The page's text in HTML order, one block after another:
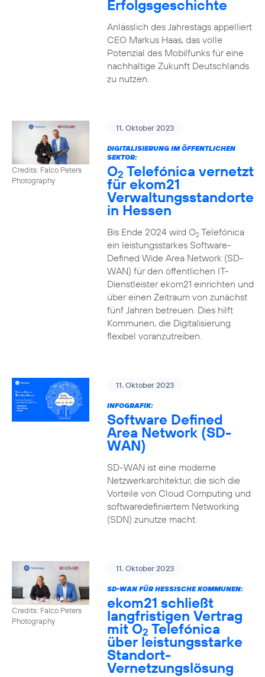
Erfolgsgeschichte
Anlässlich des Jahrestags appelliert
CEO Markus Haas, das volle
Potenzial des Mobilfunks für eine
nachhaltige Zukunft Deutschlands
zu nutzen.
Credits: Falco Peters
Photography
11. Oktober 2023
DIGITALISIERUNG IM ÖFFENTLICHEN
SEKTOR:
O2 Telefónica vernetzt
für ekom21
Verwaltungsstandorte
in Hessen
Bis Ende 2024 wird O2Telefónica
ein leistungsstarkes Software-
Defined Wide Area Network (SD-
WAN) für den öffentlichen IT-
Dienstleister ekom21 einrichten und
über einen Zeitraum von zunächst
fünf Jahren betreuen. Dies hilft
Kommunen, die Digitalisierung
flexibel voranzutreiben.
11. Oktober 2023
INFOGRAFIK:
Software Defined
Area Network (SD-
WAN)
SD-WAN ist eine moderne
Netzwerkarchitektur, die sich die
Vorteile von Cloud Computing und
softwaredefiniertem Networking
(SDN) zunutze macht.
Credits: Falco Peters
Photography
11. Oktober 2023
SD-WAN FÜR HESSISCHE KOMMUNEN:
ekom21 schließt
langfristigen Vertrag
mit O2 Telefónica
über leistungsstarke
Standort-
Vernetzungslösung